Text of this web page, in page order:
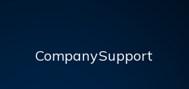
CompanySupport